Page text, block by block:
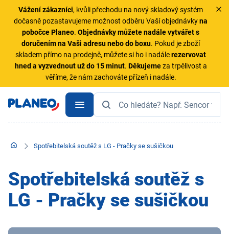
Vážení zákazníci, kvůli přechodu na nový skladový systém
dočasně pozastavujeme možnost odběru Vaší objednávkyna
pobočce Planeo.Objednávky můžete nadále vytvářet s
doručením na Vaši adresu nebo do boxu. Pokud je zboží
skladem přímo na prodejně, můžete si ho i nadálerezervovat
hned a vyzvednout už do 15 minut. Děkujemeza trpělivost a
věříme, že nám zachováte přízeň i nadále.
Spotřebitelská soutěž s LG - Pračky se sušičkou
Spotřebitelská soutěž s
LG - Pračky se sušičkou